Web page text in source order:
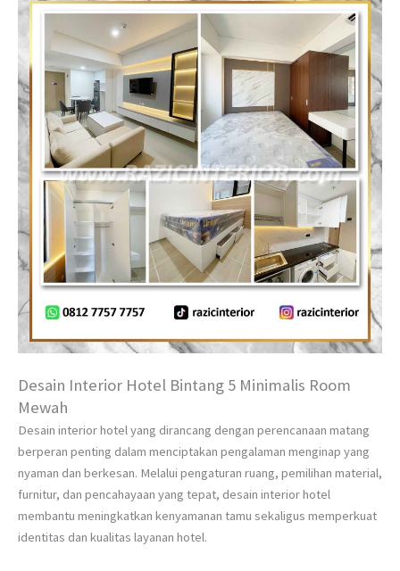
Desain Interior Hotel Bintang 5 Minimalis Room
Mewah
Desain interior hotel yang dirancang dengan perencanaan matang
berperan penting dalam menciptakan pengalaman menginap yang
nyaman dan berkesan. Melalui pengaturan ruang, pemilihan material,
furnitur, dan pencahayaan yang tepat, desain interior hotel
membantu meningkatkan kenyamanan tamu sekaligus memperkuat
identitas dan kualitas layanan hotel.